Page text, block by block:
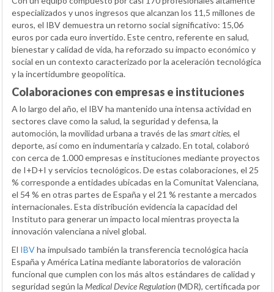
especializados y unos ingresos que alcanzan los 11,5 millones de
euros, el IBV demuestra un retorno social significativo: 15,06
euros por cada euro invertido. Este centro, referente en salud,
bienestar y calidad de vida, ha reforzado su impacto económico y
social en un contexto caracterizado por la aceleración tecnológica
y la incertidumbre geopolítica.
Colaboraciones con empresas e instituciones
A lo largo del año, el IBV ha mantenido una intensa actividad en
sectores clave como la salud, la seguridad y defensa, la
automoción, la movilidad urbana a través de las smart cities, el
deporte, así como en indumentaria y calzado. En total, colaboró
con cerca de 1.000 empresas e instituciones mediante proyectos
de I+D+I y servicios tecnológicos. De estas colaboraciones, el 25
% corresponde a entidades ubicadas en la Comunitat Valenciana,
el 54 % en otras partes de España y el 21 % restante a mercados
internacionales. Esta distribución evidencia la capacidad del
Instituto para generar un impacto local mientras proyecta la
innovación valenciana a nivel global.
El IBVha impulsado también la transferencia tecnológica hacia
España y América Latina mediante laboratorios de valoración
funcional que cumplen con los más altos estándares de calidad y
seguridad según la Medical Device Regulation(MDR), certificada por